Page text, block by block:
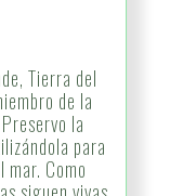
Tierra del
de la
la
para
Como